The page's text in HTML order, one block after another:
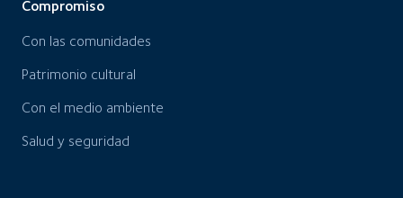
Compromiso
Con las comunidades
Patrimonio cultural
Con el medio ambiente
Salud y seguridad